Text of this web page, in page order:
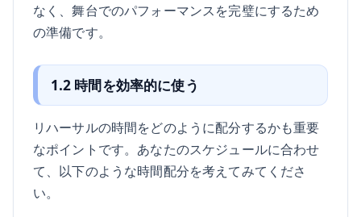
なく、舞台でのパフォーマンスを完璧にするため
の準備です。
1.2 時間を効率的に使う
リハーサルの時間をどのように配分するかも重要
なポイントです。あなたのスケジュールに合わせ
て、以下のような時間配分を考えてみてくださ
い。